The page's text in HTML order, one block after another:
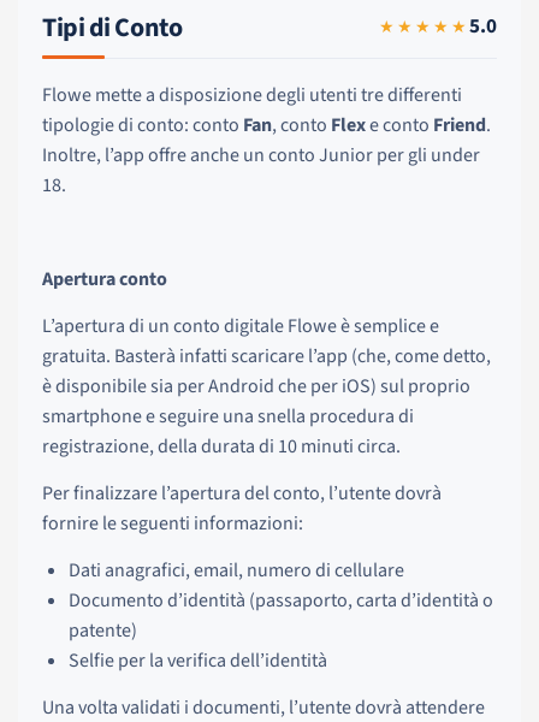
Tipi di Conto ★★★★★5.0
Flowe mette a disposizione degli utenti tre differenti
tipologie di conto: conto Fan, conto Flexe conto Friend.
Inoltre, l’app offre anche un conto Junior per gli under
18.
Apertura conto
L’apertura di un conto digitale Flowe è semplice e
gratuita. Basterà infatti scaricare l’app (che, come detto,
è disponibile sia per Android che per iOS) sul proprio
smartphone e seguire una snella procedura di
registrazione, della durata di 10 minuti circa.
Per finalizzare l’apertura del conto, l’utente dovrà
fornire le seguenti informazioni:
Dati anagrafici, email, numero di cellulare
Documento d’identità (passaporto, carta d’identità o
patente)
Selfie per la verifica dell’identità
Una volta validati i documenti, l’utente dovrà attendere